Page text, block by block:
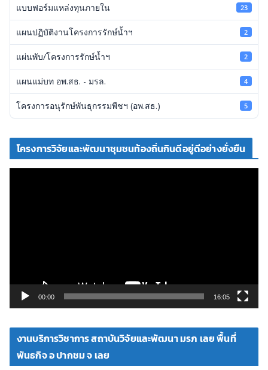
แบบฟอร์มแหล่งทุนภายใน 23
แผนปฏิบัติงานโครงการรักษ์น้ำฯ 2
แผ่นพับ/โครงการรักษ์น้ำฯ 2
แผนแม่บท อพ.สธ. - มรล. 4
โครงการอนุรักษ์พันธุกรรมพืชฯ (อพ.สธ.) 5
โครงการวิจัยและพัฒนาชุมชนท้องถิ่นกินดีอยู่ดีอย่างยั่งยืน
ดี
00:00 16:05
งานบริการวิชาการ สถาบันวิจัยและพัฒนา มรภ เลย พื้นที่
พันธกิจ อ ปากชม จ เลย